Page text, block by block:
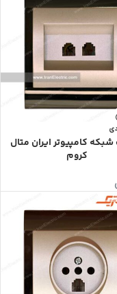
کامپیوتر ایران متال
کروم